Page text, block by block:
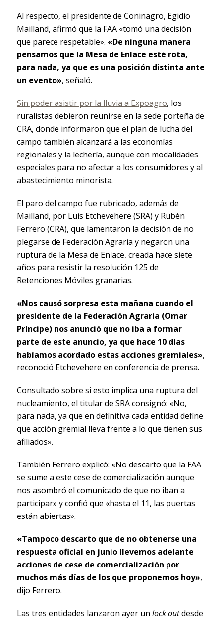
Al respecto, el presidente de Coninagro, Egidio
Mailland, afirmó que la FAA «tomó una decisión
que parece respetable». «De ninguna manera
pensamos que la Mesa de Enlace esté rota,
para nada, ya que es una posición distinta ante
un evento», señaló.
Sin poder asistir por la lluvia a Expoagro, los
ruralistas debieron reunirse en la sede porteña de
CRA, donde informaron que el plan de lucha del
campo también alcanzará a las economías
regionales y la lechería, aunque con modalidades
especiales para no afectar a los consumidores y al
abastecimiento minorista.
El paro del campo fue rubricado, además de
Mailland, por Luis Etchevehere (SRA) y Rubén
Ferrero (CRA), que lamentaron la decisión de no
plegarse de Federación Agraria y negaron una
ruptura de la Mesa de Enlace, creada hace siete
años para resistir la resolución 125 de
Retenciones Móviles granarias.
«Nos causó sorpresa esta mañana cuando el
presidente de la Federación Agraria (Omar
Príncipe) nos anunció que no iba a formar
parte de este anuncio, ya que hace 10 días
habíamos acordado estas acciones gremiales»,
reconoció Etchevehere en conferencia de prensa.
Consultado sobre si esto implica una ruptura del
nucleamiento, el titular de SRA consignó: «No,
para nada, ya que en definitiva cada entidad define
que acción gremial lleva frente a lo que tienen sus
afiliados».
También Ferrero explicó: «No descarto que la FAA
se sume a este cese de comercialización aunque
nos asombró el comunicado de que no iban a
participar» y confió que «hasta el 11, las puertas
están abiertas».
«Tampoco descarto que de no obtenerse una
respuesta oficial en junio llevemos adelante
acciones de cese de comercialización por
muchos más días de los que proponemos hoy»,
dijo Ferrero.
Las tres entidades lanzaron ayer un lock outdesde